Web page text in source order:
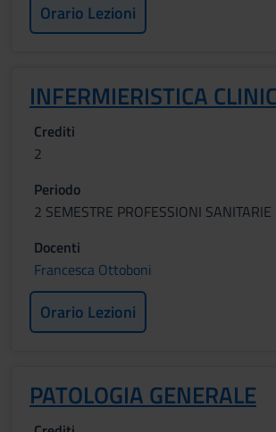
Orario Lezioni
INFERMIERISTICA
Crediti
2
Periodo
2 SEMESTRE PROFESSIONI SANITARIE
Docenti
Francesca Ottoboni
Orario Lezioni
PATOLOGIA GENERALE